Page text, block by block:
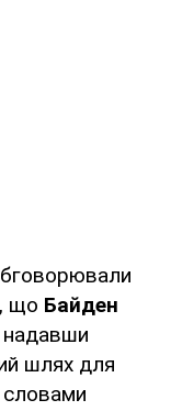
що Байден
надавши
шлях для
словами